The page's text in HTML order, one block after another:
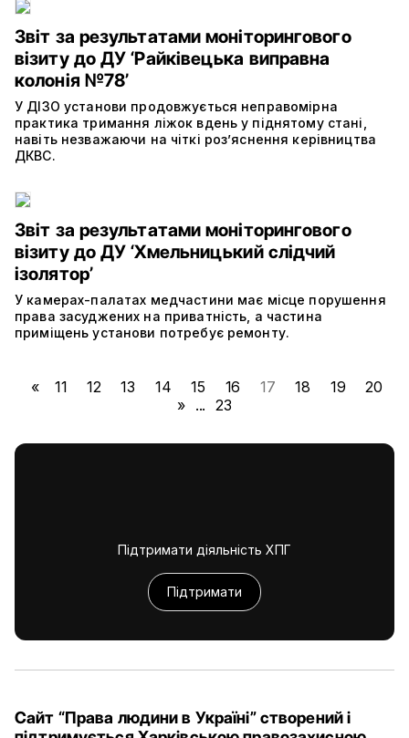
Звіт за результатами моніторингового
візиту до ДУ ‘Райківецька виправна
колонія №78’
У ДІЗО установи продовжується неправомірна
практика тримання ліжок вдень у піднятому стані,
навіть незважаючи на чіткі роз’яснення керівництва
ДКВС.
Звіт за результатами моніторингового
візиту до ДУ ‘Хмельницький слідчий
ізолятор’
У камерах-палатах медчастини має місце порушення
права засуджених на приватність, а частина
приміщень установи потребує ремонту.
« 11 12 13 14 15 16 17 18 19
20
» ... 23
Підтримати діяльність ХПГ
Підтримати
Сайт “Права людини в Україні” створений і